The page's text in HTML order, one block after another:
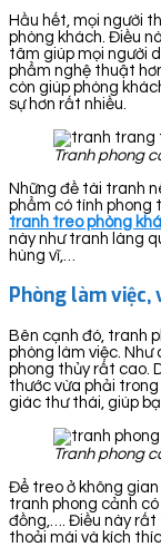
Hầu hết, mọi người
phòng khách. Điều
tâm giúp mọi người
phẩm nghệ thuật
còn giúp phòng
sự hơn rất nhiều.
Tranh phong
Những đề tài tranh
phẩm có tính phong
tranh treo phòng
này như tranh làng
hùng vĩ,…
Phòng làm việc,
Bên cạnh đó, tranh
phòng làm việc.
phong thủy rất cao.
thước vừa phải
giác thư thái, giúp
Tranh phong
Để treo ở không
tranh phong cảnh
đồng,…. Điều này rất
thoải mái và kích